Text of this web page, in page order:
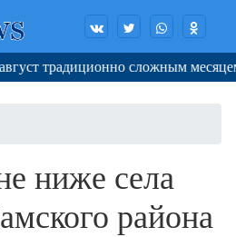
традиционно сложным месяцем
ниже села
района